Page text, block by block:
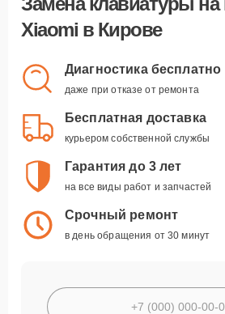
Xiaomi в Кирове
Диагностика бесплатно
даже при отказе от ремонта
Бесплатная доставка
курьером собственной службы
Гарантия до 3 лет
на все виды работ и запчастей
Срочный ремонт
в день обращения от 30 минут